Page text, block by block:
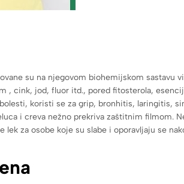
su na njegovom biohemijskom sastavu
, cink, jod, fluor itd., pored fitosterola,
koristi se za grip, bronhitis, laringitis,
i creva nežno prekriva zaštitnim filmom.
za osobe koje su slabe i oporavljaju se